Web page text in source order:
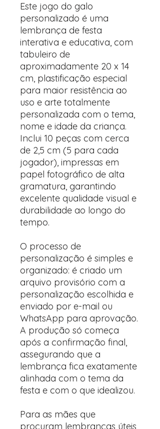
Este jogo do galo
personalizado é uma
lembrança de festa
interativa e educativa, com
tabuleiro de
aproximadamente 20 x 14
cm, plastificação especial
para maior resistência ao
uso e arte totalmente
personalizada com o tema,
nome e idade da criança.
Inclui 10 peças com cerca
de 2,5 cm (5 para cada
jogador), impressas em
papel fotográfico de alta
gramatura, garantindo
excelente qualidade visual e
durabilidade ao longo do
tempo.
O processo de
personalização é simples e
organizado: é criado um
arquivo provisório com a
personalização escolhida e
enviado por e-mail ou
WhatsApp para aprovação.
A produção só começa
após a confirmação final,
assegurando que a
lembrança fica exatamente
alinhada com o tema da
festa e com o que idealizou.
Para as mães que
procuram lembranças úteis